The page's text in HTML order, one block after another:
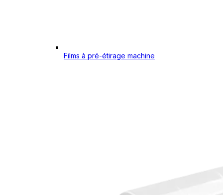
Films à pré-étirage machine